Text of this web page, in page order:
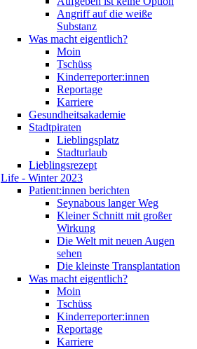
Angriff auf die weiße
Substanz
Was macht eigentlich?
Moin
Tschüss
Kinderreporter:innen
Reportage
Karriere
Gesundheitsakademie
Stadtpiraten
Lieblingsplatz
Stadturlaub
Lieblingsrezept
Life - Winter 2023
Patient:innen berichten
Seynabous langer Weg
Kleiner Schnitt mit großer
Wirkung
Die Welt mit neuen Augen
sehen
Die kleinste Transplantation
Was macht eigentlich?
Moin
Tschüss
Kinderreporter:innen
Reportage
Karriere